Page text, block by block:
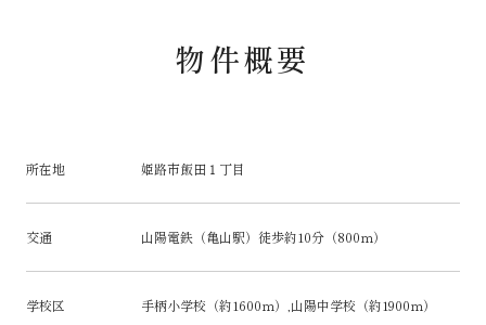
物件概要
所在地 姫路市飯田１丁目
交通 山陽電鉄（亀山駅）徒歩約10分（800ｍ）
学校区 手柄小学校（約1600ｍ）,山陽中学校（約1900ｍ）